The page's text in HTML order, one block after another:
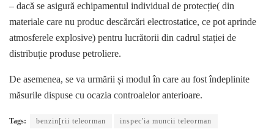
– dacă se asigură echipamentul individual de protecție( din
materiale care nu produc descărcări electrostatice, ce pot aprinde
atmosferele explosive) pentru lucrătorii din cadrul stației de
distribuție produse petroliere.
De asemenea, se va urmării și modul în care au fost îndeplinite
măsurile dispuse cu ocazia controalelor anterioare.
Tags: benzin[rii teleorman inspec'ia muncii teleorman